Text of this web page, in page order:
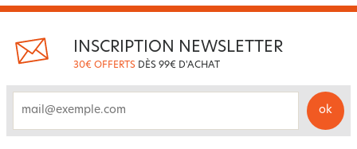
INSCRIPTION NEWSLETTER
30€ OFFERTS DÈS 99€ D'ACHAT
ok